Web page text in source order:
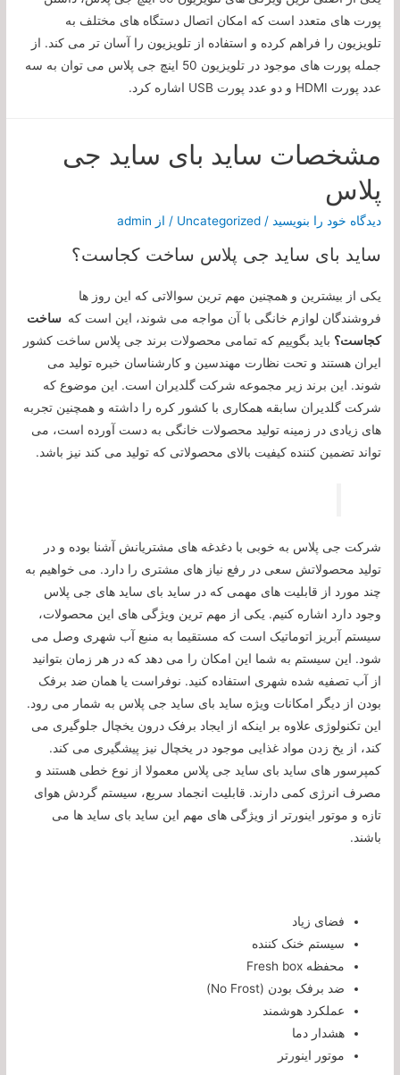
پورت های متعدد است که امکان اتصال دستگاه های مختلف به
تلویزیون را فراهم کرده و استفاده از تلویزیون را آسان تر می کند. از
جمله پورت های موجود در تلویزیون 50 اینچ جی پلاس می توان به سه
عدد پورت HDMI و دو عدد پورت USB اشاره کرد.
مشخصات ساید بای ساید جی
پلاس
دیدگاه‌ خود را بنویسید /
Uncategorized / از admin
ساید بای ساید جی پلاس ساخت کجاست؟
یکی از بیشترین و همچنین مهم ترین سوالاتی که این روز ها
فروشندگان لوازم خانگی با آن مواجه می شوند، این است که ساخت
کجاست؟ باید بگوییم که تمامی محصولات برند جی پلاس ساخت کشور
ایران هستند و تحت نظارت مهندسین و کارشناسان خبره تولید می
شوند. این برند زیر مجموعه شرکت گلدیران است. این موضوع که
شرکت گلدیران سابقه همکاری با کشور کره را داشته و همچنین تجربه
های زیادی در زمینه تولید محصولات خانگی به دست آورده است، می
تواند تضمین کننده کیفیت بالای محصولاتی که تولید می کند نیز باشد.
شرکت جی پلاس به خوبی با دغدغه های مشتریانش آشنا بوده و در
تولید محصولاتش سعی در رفع نیاز های مشتری را دارد. می خواهیم به
چند مورد از قابلیت های مهمی که در ساید بای ساید های جی پلاس
وجود دارد اشاره کنیم. یکی از مهم ترین ویژگی های این محصولات،
سیستم آبریز اتوماتیک است که مستقیما به منبع آب شهری وصل می
شود. این سیستم به شما این امکان را می دهد که در هر زمان بتوانید
از آب تصفیه شده شهری استفاده کنید. نوفراست یا همان ضد برفک
بودن از دیگر امکانات ویژه ساید بای ساید جی پلاس به شمار می رود.
این تکنولوژی علاوه بر اینکه از ایجاد برفک درون یخچال جلوگیری می
کند، از یخ زدن مواد غذایی موجود در یخچال نیز پیشگیری می کند.
کمپرسور های ساید بای ساید جی پلاس معمولا از نوع خطی هستند و
مصرف انرژی کمی دارند. قابلیت انجماد سریع، سیستم گردش هوای
تازه و موتور اینورتر از ویژگی های مهم این ساید بای ساید ها می
باشند.
فضای زیاد
سیستم خنک کننده
محفظه Fresh box
ضد برفک بودن (No Frost)
عملکرد هوشمند
هشدار دما
موتور اینورتر